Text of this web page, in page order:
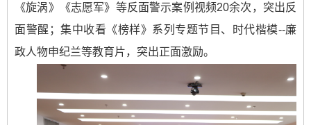
《旋涡》《志愿军》等反面警示案例视频20余次，突出反
面警醒；集中收看《榜样》系列专题节目、时代楷模--廉
政人物申纪兰等教育片，突出正面激励。